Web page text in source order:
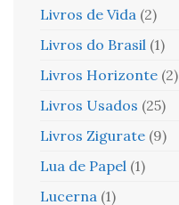
Livros de Vida (2)
Livros do Brasil (1)
Livros Horizonte (2)
Livros Usados (25)
Livros Zigurate (9)
Lua de Papel (1)
Lucerna (1)